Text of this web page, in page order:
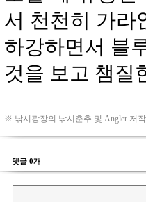
※ 낚시광장의 낚시춘추 및 Angler 저
댓글 0개